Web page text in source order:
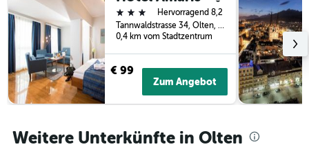
Sternen
anzeigt
Das
Diagramm
hat
1
Y-
Achse,
durchschnittlichen
3 Sterne
Hervorragend 8,2
Tannwaldstrasse 34, Olten, Solothurn, Schweiz
0,4 km vom Stadtzentrum
€ 99
Zum Angebot
Weitere Unterkünfte in Olten